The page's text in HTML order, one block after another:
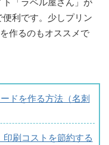
「ラベル屋さん」が
利です。少しプリン
作るのもオススメで
ドを作る方法（名刺
刷コストを節約する